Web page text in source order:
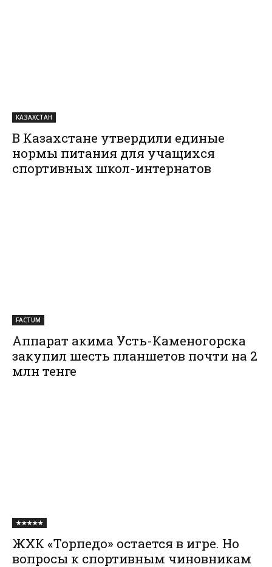
КАЗАХСТАН
В Казахстане утвердили единые
нормы питания для учащихся
спортивных школ-интернатов
FACTUM
Аппарат акима Усть-Каменогорска
закупил шесть планшетов почти на 2
млн тенге
★★★★★
ЖХК «Торпедо» остается в игре. Но
вопросы к спортивным чиновникам